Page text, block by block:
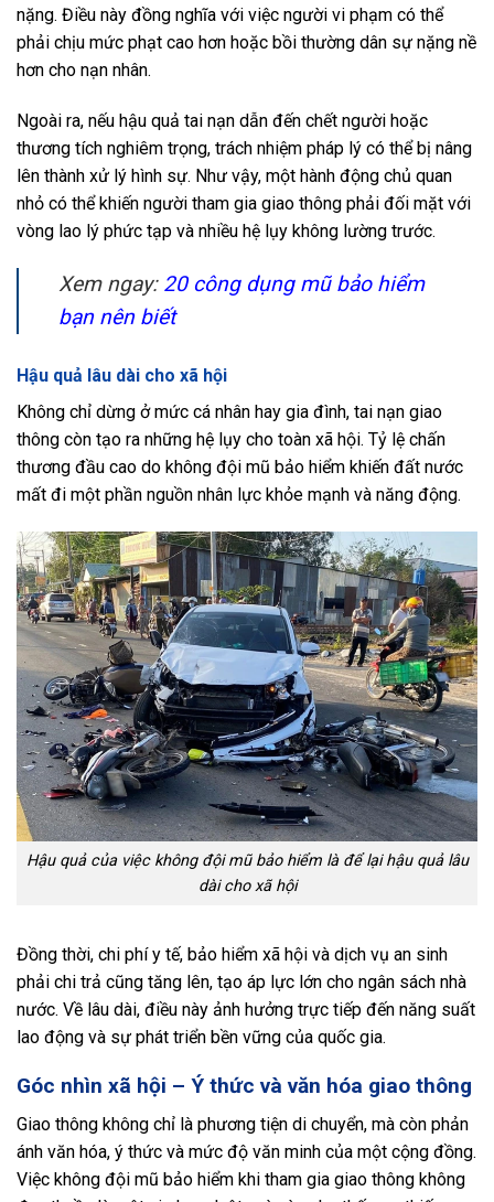
nặng. Điều này đồng nghĩa với việc người vi phạm có thể
phải chịu mức phạt cao hơn hoặc bồi thường dân sự nặng nề
hơn cho nạn nhân.
Ngoài ra, nếu hậu quả tai nạn dẫn đến chết người hoặc
thương tích nghiêm trọng, trách nhiệm pháp lý có thể bị nâng
lên thành xử lý hình sự. Như vậy, một hành động chủ quan
nhỏ có thể khiến người tham gia giao thông phải đối mặt với
vòng lao lý phức tạp và nhiều hệ lụy không lường trước.
Xem ngay: 20 công dụng mũ bảo hiểm
bạn nên biết
Hậu quả lâu dài cho xã hội
Không chỉ dừng ở mức cá nhân hay gia đình, tai nạn giao
thông còn tạo ra những hệ lụy cho toàn xã hội. Tỷ lệ chấn
thương đầu cao do không đội mũ bảo hiểm khiến đất nước
mất đi một phần nguồn nhân lực khỏe mạnh và năng động.
Hậu quả của việc không đội mũ bảo hiểm là để lại hậu quả lâu
dài cho xã hội
Đồng thời, chi phí y tế, bảo hiểm xã hội và dịch vụ an sinh
phải chi trả cũng tăng lên, tạo áp lực lớn cho ngân sách nhà
nước. Về lâu dài, điều này ảnh hưởng trực tiếp đến năng suất
lao động và sự phát triển bền vững của quốc gia.
Góc nhìn xã hội – Ý thức và văn hóa giao thông
Giao thông không chỉ là phương tiện di chuyển, mà còn phản
ánh văn hóa, ý thức và mức độ văn minh của một cộng đồng.
Việc không đội mũ bảo hiểm khi tham gia giao thông không